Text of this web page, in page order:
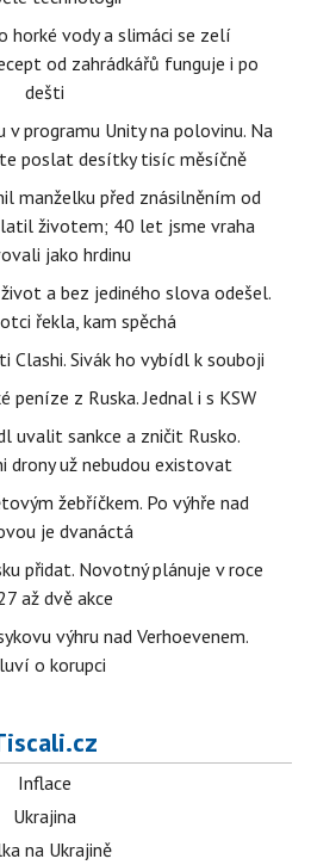
horké vody a slimáci se zelí
od zahrádkářů funguje i po
dešti
v programu Unity na polovinu. Na
poslat desítky tisíc měsíčně
manželku před znásilněním od
životem; 40 let jsme vraha
jako hrdinu
a bez jediného slova odešel.
řekla, kam spěchá
Clashi. Sivák ho vybídl k souboji
z Ruska. Jednal i s KSW
uvalit sankce a zničit Rusko.
drony už nebudou existovat
žebříčkem. Po výhře nad
je dvanáctá
přidat. Novotný plánuje v roce
až dvě akce
výhru nad Verhoevenem.
o korupci
Inflace
Ukrajina
na Ukrajině